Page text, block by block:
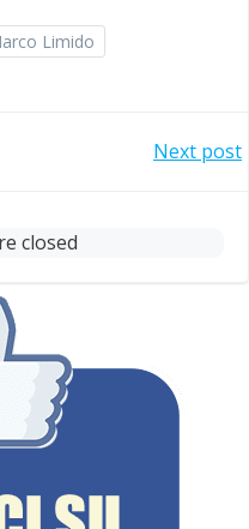
Limido
Next post
closed